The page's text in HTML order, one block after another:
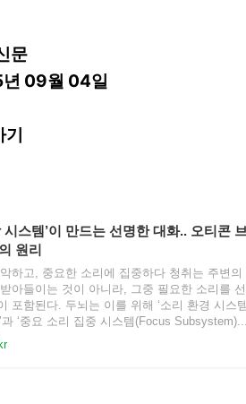
문
09월 04일
시스템’이 만드는 선명한 대화.. 오티콘
원리
하고, 중요한 소리에 집중하다 청취는 주변의
아들이는 것이 아니라, 그중 필요한 소리를
포함된다. 두뇌는 이를 위해 ‘소리 환경 시스
과 ‘중요 소리 집중 시스템(Focus